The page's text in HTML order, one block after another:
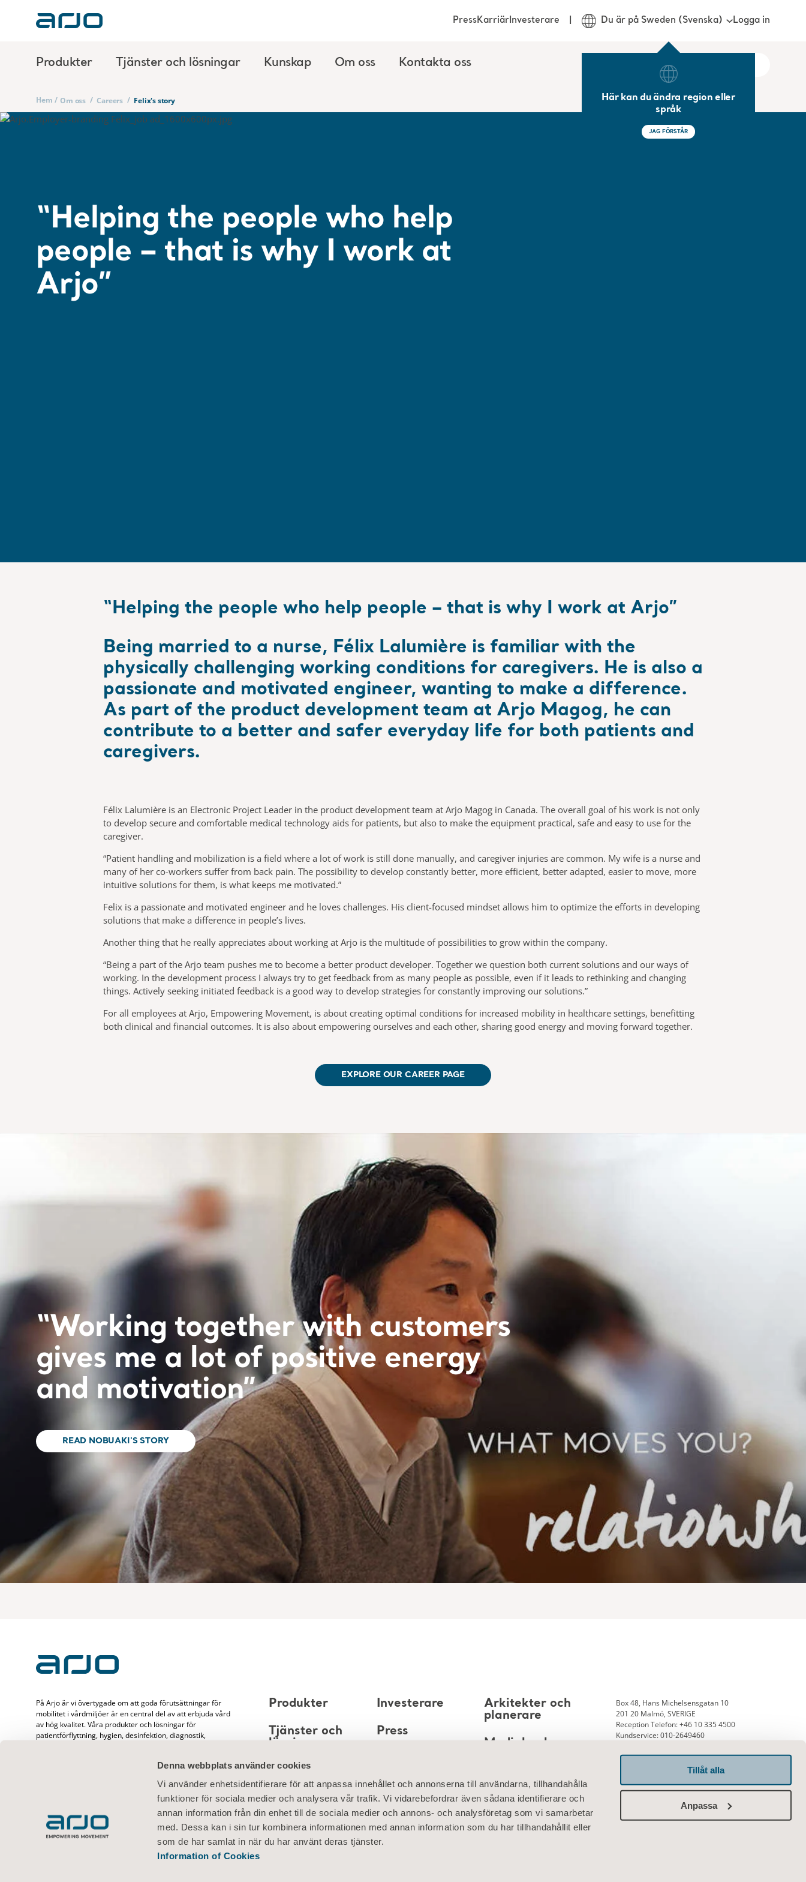
Denna webbplats använder cookies
Vi använder enhetsidentifierare för att anpassa innehållet och annonserna till användarna, tillhandahålla
funktioner för sociala medier och analysera vår trafik. Vi vidarebefordrar även sådana identifierare och
annan information från din enhet till de sociala medier och annons- och analysföretag som vi samarbetar
med. Dessa kan i sin tur kombinera informationen med annan information som du har tillhandahållit eller
som de har samlat in när du har använt deras tjänster.
Information of Cookies
Tillåt alla
Anpassa
Produkter Tjänster och lösningar Kunskap Om oss Kontakta oss
PressKarriärInvesterare Du är på Sweden (Svenska)
Här kan du ändra region eller
språk
JAG FÖRSTÅR
Logga in
Hem / Om oss / Careers / Felix's story
“Helping the people who help
people – that is why I work at
Arjo”
“Helping the people who help people – that is why I work at Arjo”
Being married to a nurse, Félix Lalumière is familiar with the
physically challenging working conditions for caregivers. He is also a
passionate and motivated engineer, wanting to make a difference.
As part of the product development team at Arjo Magog, he can
contribute to a better and safer everyday life for both patients and
caregivers.
Félix Lalumière is an Electronic Project Leader in the product development team at Arjo Magog in Canada. The overall goal of his work is not only
to develop secure and comfortable medical technology aids for patients, but also to make the equipment practical, safe and easy to use for the
caregiver.
“Patient handling and mobilization is a field where a lot of work is still done manually, and caregiver injuries are common. My wife is a nurse and
many of her co-workers suffer from back pain. The possibility to develop constantly better, more efficient, better adapted, easier to move, more
intuitive solutions for them, is what keeps me motivated.”
Felix is a passionate and motivated engineer and he loves challenges. His client-focused mindset allows him to optimize the efforts in developing
solutions that make a difference in people’s lives.
Another thing that he really appreciates about working at Arjo is the multitude of possibilities to grow within the company.
“Being a part of the Arjo team pushes me to become a better product developer. Together we question both current solutions and our ways of
working. In the development process I always try to get feedback from as many people as possible, even if it leads to rethinking and changing
things. Actively seeking initiated feedback is a good way to develop strategies for constantly improving our solutions.”
For all employees at Arjo, Empowering Movement, is about creating optimal conditions for increased mobility in healthcare settings, benefitting
both clinical and financial outcomes. It is also about empowering ourselves and each other, sharing good energy and moving forward together.
EXPLORE OUR CAREER PAGE
“Working together with customers
gives me a lot of positive energy
and motivation”
READ NOBUAKI'S STORY
På Arjo är vi övertygade om att goda förutsättningar för
mobilitet i vårdmiljöer är en central del av att erbjuda vård
av hög kvalitet. Våra produkter och lösningar för
patientförflyttning, hygien, desinfektion, diagnostik,
främja mobilitet, säkerhet och värdighet i alla
vårdsituationer. Med 65 års erfarenhet av att förbättra
vardagen för patienter och vårdgivare, och ett globalt team
på cirka 6 500 personer arbetar vi ständigt för att skapa
bättre resultat för människor som möter utmaningar inom
mobilitet.
Produkter
Tjänster och
lösningar
Kunskap
Om oss
Kontakta oss
Investerare
Press
Arkitekter och
planerare
Mediabank
Box 48, Hans Michelsensgatan 10
201 20 Malmö, SVERIGE
Reception Telefon: +46 10 335 4500
Kundservice: 010-2649460
Kontakta oss
Webbpolicy
Information om cookies